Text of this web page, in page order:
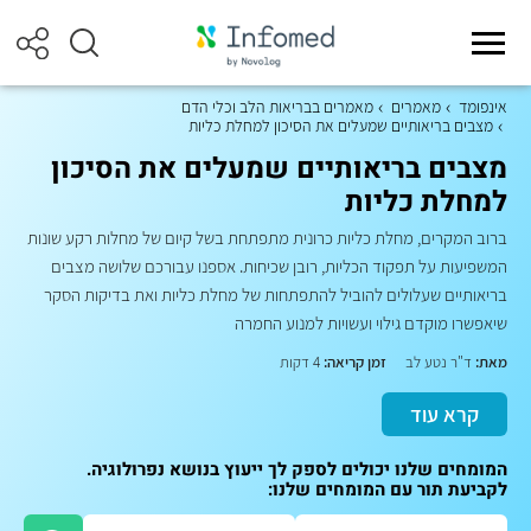
אינפומד מאמרים
מאמרים בבריאות הלב וכלי הדם
מצבים בריאותיים שמעלים את הסיכון למחלת כליות
מצבים בריאותיים שמעלים את הסיכון
למחלת כליות
ברוב המקרים, מחלת כליות כרונית מתפתחת בשל קיום של מחלות רקע שונות
המשפיעות על תפקוד הכליות, רובן שכיחות. אספנו עבורכם שלושה מצבים
בריאותיים שעלולים להוביל להתפתחות של מחלת כליות ואת בדיקות הסקר
שיאפשרו מוקדם גילוי ועשויות למנוע החמרה
מאת: ד"ר נטע לב זמן קריאה:
קרא עוד
המומחים שלנו יכולים לספק לך ייעוץ בנושא נפרולוגיה.
לקביעת תור עם המומחים שלנו: